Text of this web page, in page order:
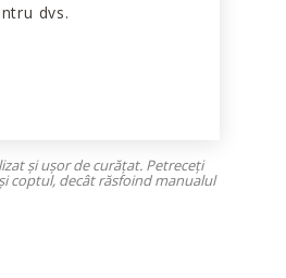
dvs.
și ușor de curățat. Petreceți
coptul, decât răsfoind manualul